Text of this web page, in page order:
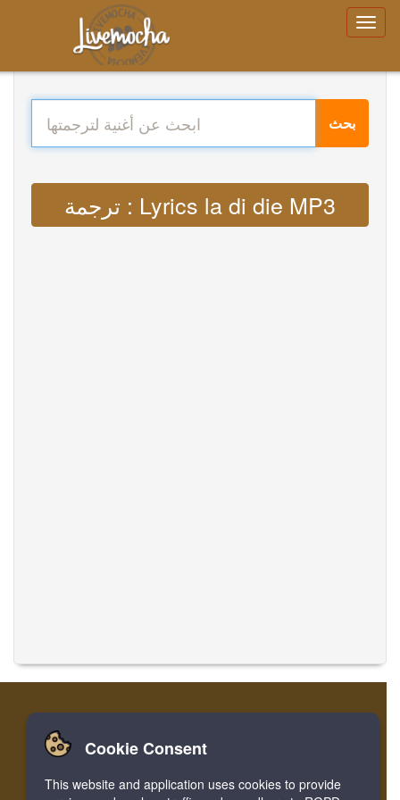
بحث
ترجمة : Lyrics la di die MP3
الصفحة الرئيسية تسجيل الدخول
ترجمة الموسيقى
Cookie Consent
This website and application uses cookies to provide